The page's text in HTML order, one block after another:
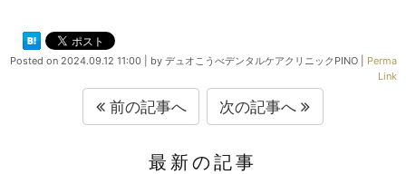
Posted on 2024.09.12 11:00 by デュオこうべデンタルケアクリニックPINO
Perma
Link
前の記事へ 次の記事へ
最新の記事